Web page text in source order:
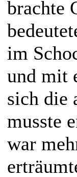
brachte
im
und mit
sich die
musste
war